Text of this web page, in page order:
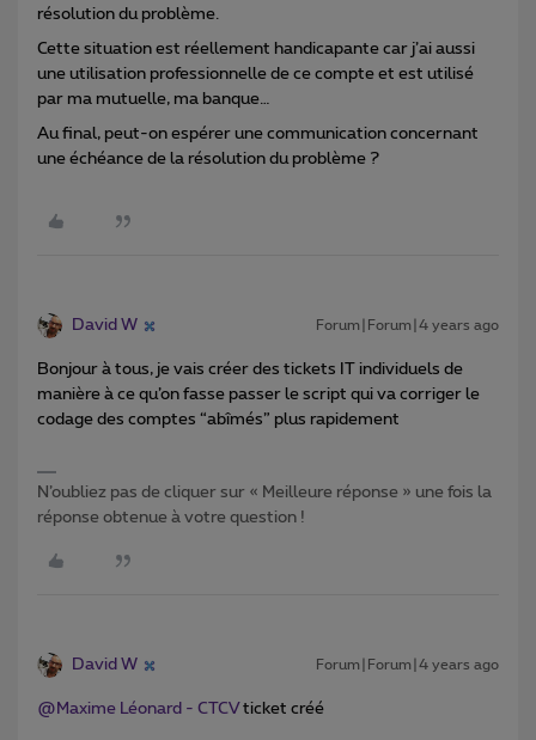
résolution du problème.
Cette situation est réellement handicapante car j’ai aussi
une utilisation professionnelle de ce compte et est utilisé
par ma mutuelle, ma banque…
Au final, peut-on espérer une communication concernant
une échéance de la résolution du problème ?
David W Forum|Forum|4 years ago
Bonjour à tous, je vais créer des tickets IT individuels de
manière à ce qu’on fasse passer le script qui va corriger le
codage des comptes “abîmés” plus rapidement
N’oubliez pas de cliquer sur « Meilleure réponse » une fois la
réponse obtenue à votre question !
David W Forum|Forum|4 years ago
@Maxime Léonard - CTCV ticket créé